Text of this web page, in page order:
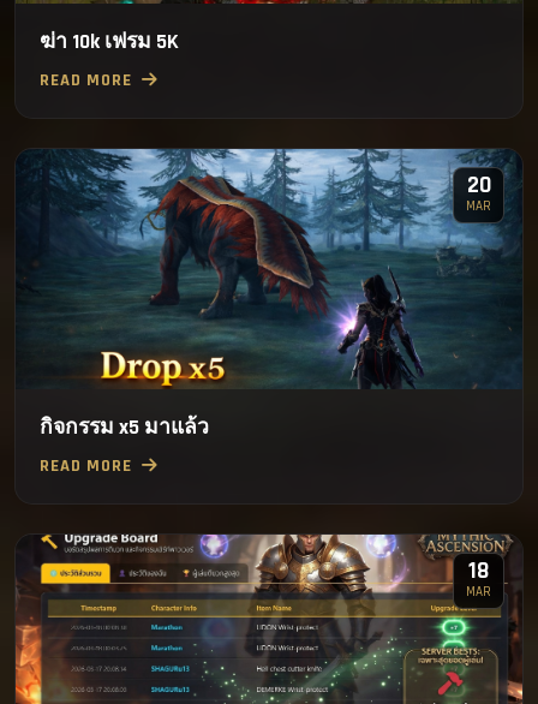
ฆ่า 10k เฟรม 5K
READ MORE
20
MAR
กิจกรรม x5 มาแล้ว
READ MORE
18
MAR